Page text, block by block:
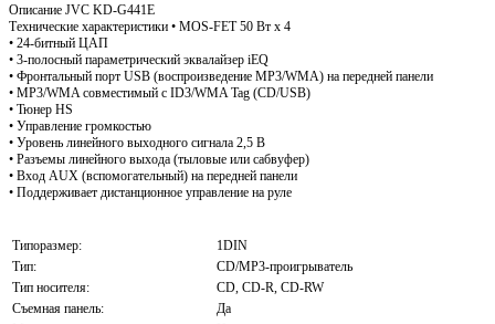
Описание JVC KD-G441E
Технические характеристики • MOS-FET 50 Вт x 4
• 24-битный ЦАП
• 3-полосный параметрический эквалайзер iEQ
• Фронтальный порт USB (воспроизведение MP3/WMA) на передней панели
• MP3/WMA совместимый с ID3/WMA Tag (CD/USB)
• Тюнер HS
• Управление громкостью
• Уровень линейного выходного сигнала 2,5 В
• Разъемы линейного выхода (тыловые или сабвуфер)
• Вход AUX (вспомогательный) на передней панели
• Поддерживает дистанционное управление на руле
Типоразмер:
1DIN
Тип:
CD/MP3-проигрыватель
Тип носителя:
CD, CD-R, CD-RW
Съемная панель:
Да